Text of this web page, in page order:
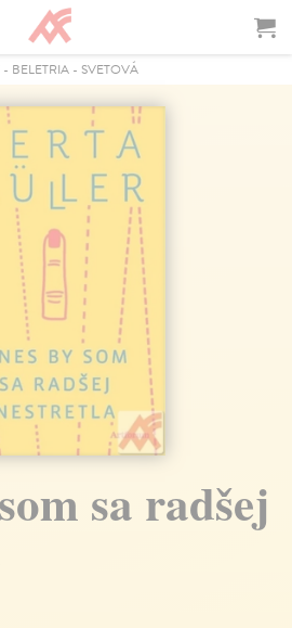
- BELETRIA- SVETOVÁ
sa radšej